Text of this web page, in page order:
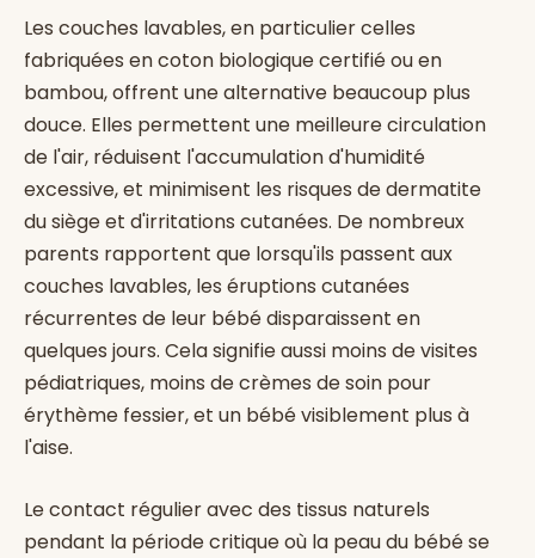
Les couches lavables, en particulier celles
fabriquées en coton biologique certifié ou en
bambou, offrent une alternative beaucoup plus
douce. Elles permettent une meilleure circulation
de l'air, réduisent l'accumulation d'humidité
excessive, et minimisent les risques de dermatite
du siège et d'irritations cutanées. De nombreux
parents rapportent que lorsqu'ils passent aux
couches lavables, les éruptions cutanées
récurrentes de leur bébé disparaissent en
quelques jours. Cela signifie aussi moins de visites
pédiatriques, moins de crèmes de soin pour
érythème fessier, et un bébé visiblement plus à
l'aise.
Le contact régulier avec des tissus naturels
pendant la période critique où la peau du bébé se